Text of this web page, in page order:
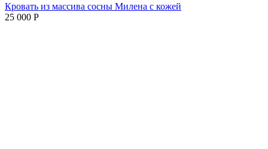
Кровать из массива сосны Милена с кожей
25 000 Р